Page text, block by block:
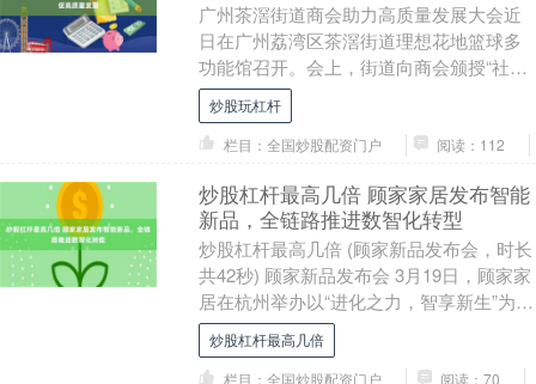
广州茶滘街道商会助力高质量发展大会近
日在广州荔湾区茶滘街道理想花地篮球多
功能馆召开。会上，街道向商会颁授“社区
合伙人”牌匾，标志着社企共治模式正式落
地炒股玩杠杆....
炒股玩杠杆
栏目：全国炒股配资门户
阅读：112
炒股杠杆最高几倍 顾家家居发布智能
新品，全链路推进数智化转型
炒股杠杆最高几倍 (顾家新品发布会，时长
共42秒) 顾家新品发布会 3月19日，顾家家
居在杭州举办以“进化之力，智享新生”为主
题的智能旗舰新品春季发布会，集中发....
炒股杠杆最高几倍
栏目：全国炒股配资门户
阅读：70